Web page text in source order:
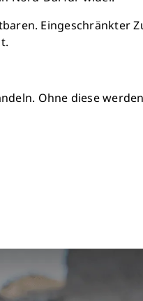
Eingeschränkter
Ohne diese